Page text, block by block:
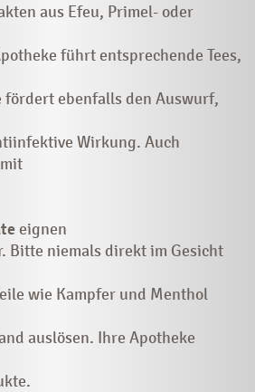
aus Efeu, Primel- oder
führt entsprechende Tees,
fördert ebenfalls den Auswurf,
Wirkung. Auch
eignen
Bitte niemals direkt im Gesicht
wie Kampfer und Menthol
auslösen. Ihre Apotheke